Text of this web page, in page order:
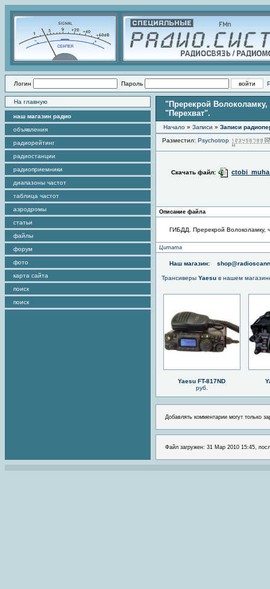
Логин Пароль
На главную
наш магазин радио
объявления
радиорейтинг
радиостанции
радиоприемники
диапазоны частот
таблица частот
аэродромы
статьи
файлы
форум
фото
карта сайта
поиск
поиск
"Пререкрой
"Перехват".
Начало » Записи » Записи
Разместил: Psychotrop
Скачать файл:
Описание файла
ГИБДД. Пререкрой Волоколамку,
Цитата
Наш магазин:
Трансиверы Yaesu в нашем
Yaesu FT-817ND
руб.
Добавлять комментарии могут только
Файл загружен: 31 Мар 2010 15:45,